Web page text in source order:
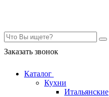
Заказать звонок
Каталог
Кухни
Итальянские